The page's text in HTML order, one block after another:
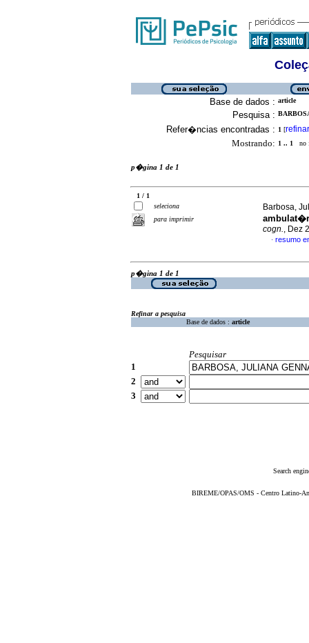
Base de dados : article
Pesquisa :
Refer�ncias encontradas : 1 [refinar
Mostrando: 1 .. 1 no
p�gina 1 de 1
1 / 1
seleciona
para imprimir
Barbosa,
cogn., Dez
· resumo
p�gina 1 de 1
Refinar a pesquisa
Base de dados : article
Pesquisar
1
2
3
Search
BIREME/OPAS/OMS - Centro Latino-